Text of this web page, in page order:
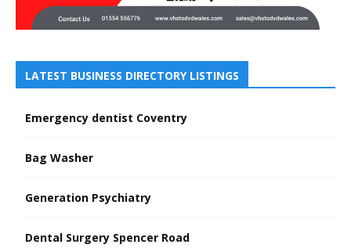
LATEST BUSINESS DIRECTORY LISTINGS
Emergency dentist Coventry
Bag Washer
Generation Psychiatry
Dental Surgery Spencer Road